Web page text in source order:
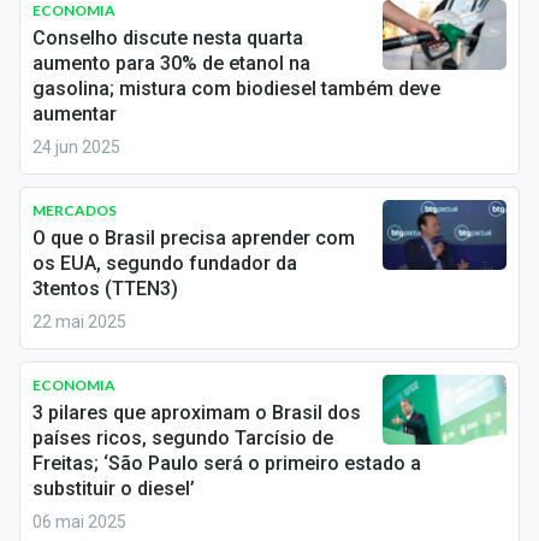
Sobre
Expediente
Contato
ECONOMIA
Conselho discute nesta quarta
aumento para 30% de etanol na
gasolina; mistura com biodiesel também deve
aumentar
24 jun 2025
MERCADOS
O que o Brasil precisa aprender com
os EUA, segundo fundador da
3tentos (TTEN3)
22 mai 2025
ECONOMIA
3 pilares que aproximam o Brasil dos
países ricos, segundo Tarcísio de
Freitas; ‘São Paulo será o primeiro estado a
substituir o diesel’
06 mai 2025